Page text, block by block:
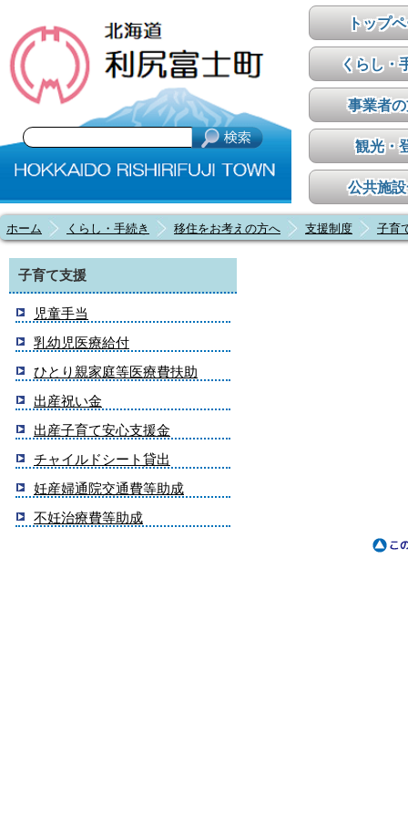
トップ
くらし・
事業者
観光・
公共施
ホーム くらし・手続き 移住をお考えの方へ 支援制度 子育
子育て支援
児童手当
乳幼児医療給付
ひとり親家庭等医療費扶助
出産祝い金
出産子育て安心支援金
チャイルドシート貸出
妊産婦通院交通費等助成
不妊治療費等助成